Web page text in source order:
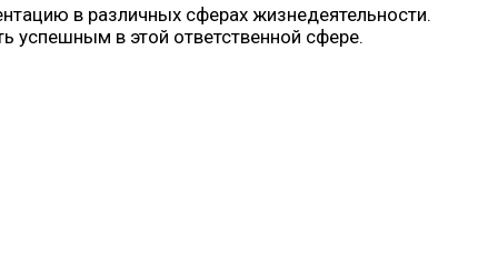
в различных сферах жизнедеятельности.
успешным в этой ответственной сфере.